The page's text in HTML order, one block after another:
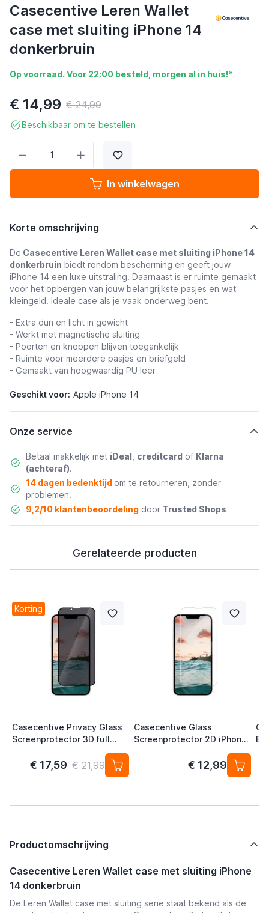
Casecentive Leren Wallet
case met sluiting iPhone 14
donkerbruin
Op voorraad. Voor 22:00 besteld, morgen al in huis!*
€ 14,99 € 24,99
Beschikbaar om te bestellen
In winkelwagen
Korte omschrijving
De Casecentive Leren Wallet case met sluiting iPhone 14
donkerbruin biedt rondom bescherming en geeft jouw
iPhone 14 een luxe uitstraling. Daarnaast is er ruimte gemaakt
voor het opbergen van jouw belangrijkste pasjes en wat
kleingeld. Ideale case als je vaak onderweg bent.
- Extra dun en licht in gewicht
- Werkt met magnetische sluiting
- Poorten en knoppen blijven toegankelijk
- Ruimte voor meerdere pasjes en briefgeld
- Gemaakt van hoogwaardig PU leer
Geschikt voor: Apple iPhone 14
Onze service
Betaal makkelijk met iDeal creditcard of Klarna
(achteraf).
14 dagen bedenktijd om te retourneren, zonder
problemen.
9,2/10 klantenbeoordelingdoor Trusted Shops
Gerelateerde producten
Korting
Casecentive Privacy Glass
Screenprotector 3D full
€ 17,59 € 21,99
Casecentive Glass
Screenprotector 2D iPhone
€ 12,99
Productomschrijving
Casecentive Leren Wallet case met sluiting iPhone
14 donkerbruin
De Leren Wallet case met sluiting serie staat bekend als de